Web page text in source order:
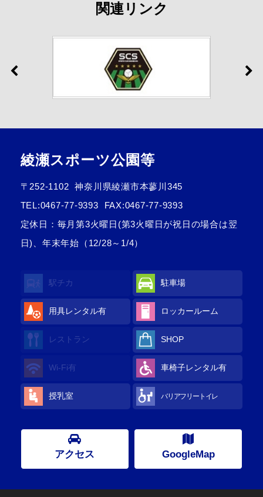
関連リンク
綾瀬スポーツ公園等
〒252-1102
神奈川県綾瀬市本蓼川345
TEL:0467-77-9393
FAX:0467-77-9393
定休日：毎月第3火曜日(第3火曜日が祝日の場合は翌
日)、年末年始（12/28～1/4）
駅チカ 駐車場
用具レンタル有 ロッカールーム
レストラン SHOP
Wi-Fi有 車椅子レンタル有
授乳室 バリアフリートイレ
アクセス GoogleMap